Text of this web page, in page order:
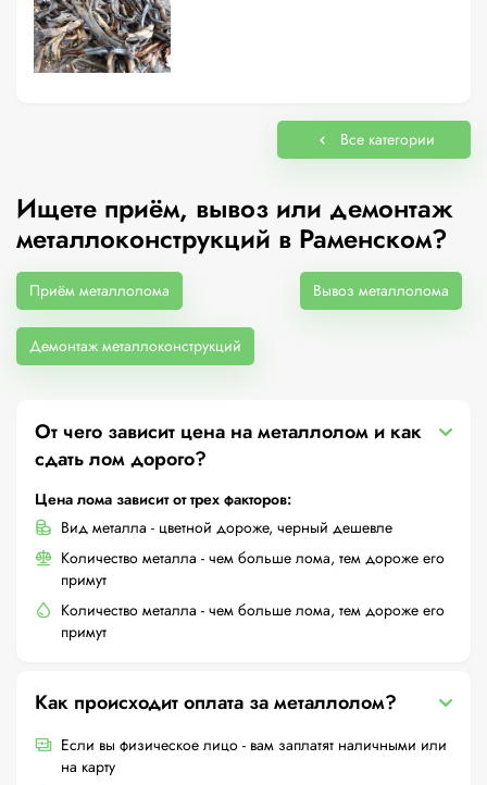
Все категории
Ищете приём, вывоз или демонтаж
металлоконструкций в Раменском?
Приём металлолома Вывоз металлолома
Демонтаж металлоконструкций
От чего зависит цена на металлолом и как
сдать лом дорого?
Цена лома зависит от трех факторов:
Вид металла - цветной дороже, черный дешевле
Количество металла - чем больше лома, тем дороже его
примут
Количество металла - чем больше лома, тем дороже его
примут
Как происходит оплата за металлолом?
Если вы физическое лицо - вам заплатят наличными или
на карту